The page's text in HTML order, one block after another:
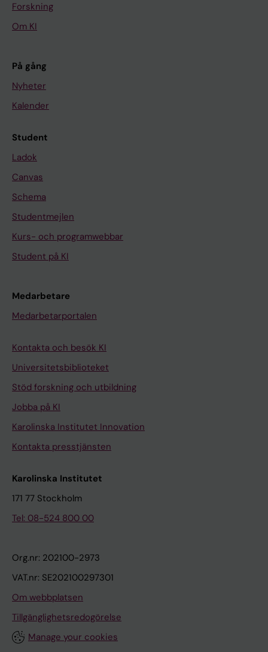
Forskning
Om KI
På gång
Nyheter
Kalender
Student
Ladok
Canvas
Schema
Studentmejlen
Kurs- och programwebbar
Student på KI
Medarbetare
Medarbetarportalen
Kontakta och besök KI
Universitetsbiblioteket
Stöd forskning och utbildning
Jobba på KI
Karolinska Institutet Innovation
Kontakta presstjänsten
Karolinska Institutet
171 77 Stockholm
Tel: 08-524 800 00
Org.nr: 202100-2973
VAT.nr: SE202100297301
Om webbplatsen
Tillgänglighetsredogörelse
Manage your cookies